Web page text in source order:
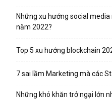
Những xu hướng social
năm 2022?
Top 5 xu hướng blockchain
7 sai lầm Marketing mà các
Những khó khăn trở ngại lớn